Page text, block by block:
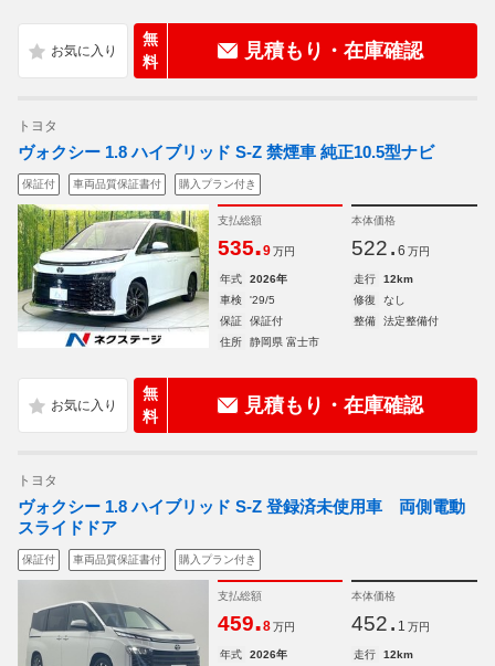
無
料
見積もり・在庫確認
トヨタ
ヴォクシー 1.8 ハイブリッド S-Z 禁煙車 純正10.5型ナビ
保証付 車両品質保証書付 購入プラン付き
支払総額
535.9 万円
本体価格
522. 6 万円
年式 2026年 走行
12km
車検
'29/5 修復
なし
保証
保証付 整備
法定整備付
住所
静岡県 富士市
無
料
見積もり・在庫確認
トヨタ
ヴォクシー 1.8 ハイブリッド S-Z 登録済未使用車 両側電動
スライドドア
保証付 車両品質保証書付 購入プラン付き
支払総額
459.8 万円
本体価格
452. 1 万円
年式 2026年 走行 12km